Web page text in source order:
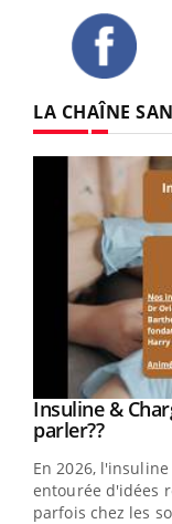
LA CHAÎNE
Youtube
Insuline &
parler??
En 2026,
entourée d'idées
parfois chez les